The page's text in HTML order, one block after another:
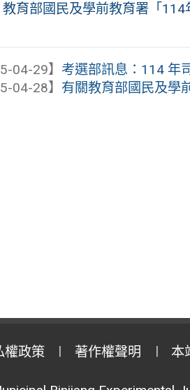
教育部國民及學前教育署「
04-29】 考選部訊息：114 年
04-28】 有關教育部國民及學
權政策 著作權聲明 本